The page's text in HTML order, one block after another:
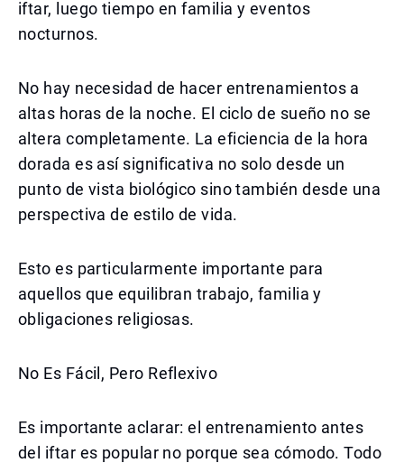
iftar, luego tiempo en familia y eventos
nocturnos.
No hay necesidad de hacer entrenamientos a
altas horas de la noche. El ciclo de sueño no se
altera completamente. La eficiencia de la hora
dorada es así significativa no solo desde un
punto de vista biológico sino también desde una
perspectiva de estilo de vida.
Esto es particularmente importante para
aquellos que equilibran trabajo, familia y
obligaciones religiosas.
No Es Fácil, Pero Reflexivo
Es importante aclarar: el entrenamiento antes
del iftar es popular no porque sea cómodo. Todo